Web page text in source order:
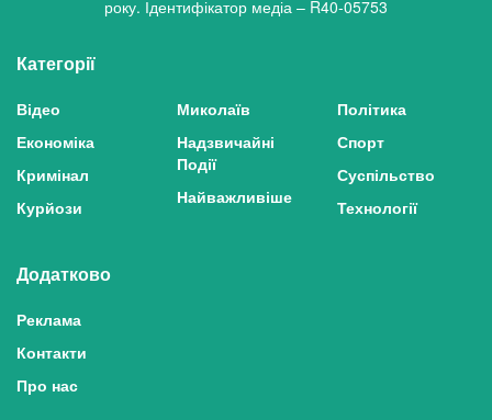
року. Ідентифікатор медіа – R40-05753
Категорії
Відео
Економіка
Кримінал
Курйози
Миколаїв
Надзвичайні
Події
Найважливіше
Політика
Спорт
Суспільство
Технології
Додатково
Реклама
Контакти
Про нас